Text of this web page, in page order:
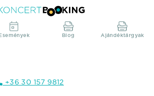
Blog Ajándéktárgyak
+36 30 157 9812